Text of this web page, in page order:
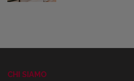
CHI SIAMO